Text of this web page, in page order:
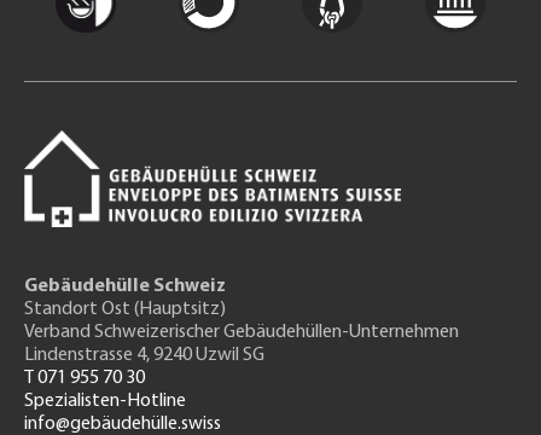
Gebäudehülle Schweiz
Standort Ost (Hauptsitz)
Verband Schweizerischer Gebäudehüllen-Unternehmen
Lindenstrasse 4, 9240 Uzwil SG
T 071 955 70 30
Spezialisten-Hotline
info@gebäudehülle.swiss